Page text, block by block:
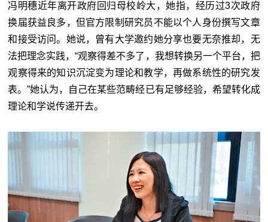
冯明穗近年离开政府回归母校岭大，她指，经历过3次政府
换届获益良多，但官方限制研究员不能以个人身份撰写文章
和接受访问。她说，曾有大学邀约她分享也要无奈推却，无
法把理念实践，“观察得差不多了，我想转换另一个平台，把
观察得来的知识沉淀变为理论和教学，再做系统性的研究发
表。”她认为，自己在某些范畴经已有足够经验，希望转化成
理论和学说传递开去。